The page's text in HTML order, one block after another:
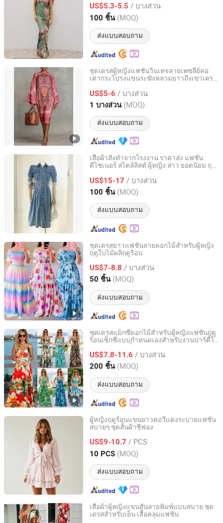
US$5.3-5.5 / บางส่วน
100 ชิ้น (MOQ)
ส่งแบบสอบถาม
Guangdong, China อัตราจาก 2022
ชุดเดรสผู้หญิงแฟชั่นวินเทจลายเพซลีย์คอ
เต่ากระโปรงแขนระฆังหลวมยาวถึงเข่าเดรส
สำหรับเทศกาลอีดและวันหยุดรอมฎอน
US$5-6 / บางส่วน
1 บางส่วน (MOQ)
ส่งแบบสอบถาม
Dongguan Jianyang Garment Co., Ltd.
Guangdong, China อัตราจาก 2012
เสื้อผ้าสั่งทำจากโรงงาน ราคาส่ง แฟชั่น
ดีไซเนอร์ สไตล์ลิสต์ ผู้หญิง สาว ยอดนิยม ฤดู
การพิมพ์ดิจิตอล เสื้อผ้าแบรนด์ โลโก้
US$15-17 / บางส่วน
100 ชิ้น (MOQ)
ส่งแบบสอบถาม
Mingteng Clothing Factory Ltd.
Guangdong, China อัตราจาก 2022
ชุดเดรสยาวแฟชั่นลายดอกไม้สำหรับผู้หญิง
ฤดูใบไม้ผลิฤดูร้อน
US$7-8.8 / บางส่วน
50 ชิ้น (MOQ)
ส่งแบบสอบถาม
Guangzhou Sunshiny Co., Ltd.
Guangdong, China อัตราจาก 2020
ชุดเดรสแม็กซี่ดอกไม้สำหรับผู้หญิงแฟชั่นฤดู
ร้อนเซ็กซี่แบบกำหนดเองสำหรับงานปาร์ตี้ใน
US$7.8-11.6 / บางส่วน
200 ชิ้น (MOQ)
ส่งแบบสอบถาม
Guangzhou Jingsheng Garment Co., Ltd.
Guangdong, China อัตราจาก 2022
ผู้หญิงฤดูร้อนแขนยาวคอวีแต่งระบายแฟชั่น
สบายๆ ชุดสั้นผ้าชีฟอง
US$9-10.7 / PCS
10 PCS (MOQ)
ส่งแบบสอบถาม
Dongguan Qidu Apparel Co., Ltd.
Guangdong, China อัตราจาก 2024
เสื้อผ้าผู้หญิงแขนสั้นลายพิมพ์แบบสบาย ชุด
เดรสสำหรับเย็น เสื้อคลุมแฟชั่น
Guangzhou Sunshiny Co., Ltd.